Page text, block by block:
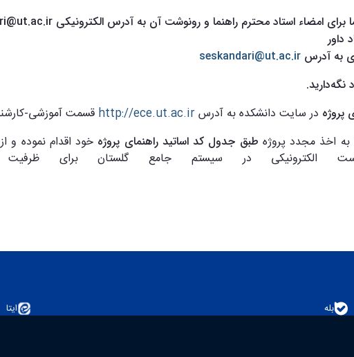
امضاء استاد محترم راهنما و رونوشت آن به آدرس الکترونیکی
داور
به آدرس seskandari@ut.ac.ir
نگهدارید.
پروژه در سایت دانشکده به آدرسhttp://ece.ut.ac.ir قسمت آموزشی-
اخذ مجدد پروژه طبق جدول کد اساتید راهنمای پروژه خود اقدام نموده و
الکترونیکی در سیستم جامع گلستان برای
بله ایتا